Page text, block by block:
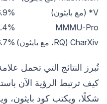
V* (مع بايثون)
MMMU-Pro
CharXiv (RQ، مع بايثون)
شكلًا، ويكتب كود